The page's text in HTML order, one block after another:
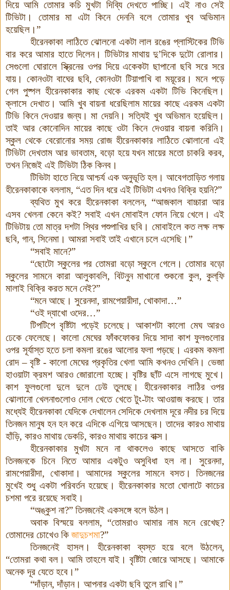
দিয়ে আমি তোমার কচি মুখটা দিব্যি দেখতে পাচ্ছি।
এই নাও সেই
টিভিটা ।
তোমার মা এটা কিনে দেননি বলে তোমার খুব অভিমান
হয়েছিল।”
হীরেনকাকা লাঠিতে ঝোলনো একটা লাল রঙের প্লাস্টিকের টিভি
বার করে আমার হাতে দিলেন। টিভিটার মাথায় দু’দিকে দুটো রোলার ।
সেগুলো ঘোরালে স্ক্রিনের ওপর দিয়ে একেকটা ছাপানো ছবি সরে সরে
যায়। কোনওটা বাঘের ছবি,কোনওটা টিয়াপাখি বা ময়ূরের। মনে পড়ে
গেল পুষ্পল হীরেনকাকার কাছ থেকে এরকম একটা টিভি কিনেছিল ।
ক্লাসে দেখাত। আমি খুব বায়না ধরেছিলাম মায়ের কাছে এরকম একটা
টিভি কিনে দেওয়ার জন্য। মা দেয়নি। সত্যিই খুব অভিমান হয়েছিল ।
তাই আর কোনোদিন মায়ের কাছে ওটা কিনে দেওয়ার বায়না করিনি।
স্কুল থেকে বেরোনোর সময় রোজ হীরেনকাকার লাঠিতে ঝোলানো এই
টিভিটা দেখতাম আর ভাবতাম, বড়ো হয়ে যখন মায়ের মতো চাকরি করব,
তখন নিজেই এই টিভিটা ঠিক কিনব ।
টিভিটা হাতে নিয়ে আশ্চর্য এক অনুভূতি হল। আবেগতাড়িত গলায়
হীরেনকাকাকে বললাম, “এত দিন ধরে এই টিভিটা এখনও বিক্রি হয়নি?”
ব্যথিত মুখ করে হীরেনকাকা বললেন, “আজকাল বাচ্চারা আর
এসব খেলনা কেনে কই? সবাই এখন মোবাইল ফোন নিয়ে খেলে । এই
টিভিটায় তো মাত্র দশটা স্থির পশুপাখির ছবি । মোবাইলে কত লক্ষ লক্ষ
ছবি, গান, সিনেমা । আমরা সবাই তাই এখানে চলে এসেছি।”
“সবাই মানে?”
“ছোটো স্কুলের পর তোমরা বড়ো স্কুলে গেলে। তোমার বড়ো
স্কুলের সামনে কারা আলুকাবলি, বিটনুন মাখানো শুকনো কুল, কুল্ফি
মালাই বিক্রি করত মনে নেই?”
“মনে আছে । সুরেনদা, রামপেয়ারীদা, খোকাদা…”
“ওই দ্যাখো ওদের…”
টিপটিপে বৃষ্টিটা পড়েই চলেছে।
আকাশটা কালো মেঘ আরও
ঢেকে ফেলেছে । কালো মেঘের ফাঁকফোকর দিয়ে সাদা কাশ ফুলগুলোর
ওপর সূর্যাস্ত হতে চলা কমলা রঙের আলোর ফলা পড়ছে। এরকম কমলা
রোদ–বৃষ্টি -কালো মেঘের প্রকৃতির খেলা আমি কখনও দেখিনি। ভেজা
হাওয়াটা ক্রমশ আরও জোরালো হচ্ছে। বৃষ্টির ছাঁট এসে লাগছে মুখে ।
কাশ ফুলগুলো দুলে দুলে ঢেউ তুলছে।
হীরেনকাকার লাঠির ওপর
ঝোলানো খেলনাগুলোও দোল খেতে খেতে টুং-টাং আওয়াজ করছে। তার
মধ্যেই হীরেনকাকা যেদিকে দেখালেন সেদিকে দেখলাম দূরে নদীর চর দিয়ে
তিনজন মানুষ হন হন করে এদিকে এগিয়ে আসছেন। তাদের কারও মাথায়
হাঁড়ি, কারও মাথায় ডেকচি, কারও মাথায় কাচের বাক্স ।
হীরেনকাকার মুখটা মনে না থাকলেও কাছে আসতে বাকি
তিনজনকে চিনে নিতে আমার একটুও অসুবিধা হল না। সুরেনদা,
রামপেয়ারীদা, খোকাদা। আমাদের স্কুলের সামনে বসত।
তিনজনের
মুখেই শুধু একটা পরিবর্তন হয়েছে । হীরেনকাকার মতো ঘোলাটে কাচের
চশমা পরে রয়েছে সবাই ।
“অঙ্কুশ না?” তিনজনেই একসঙ্গে বলে উঠল ।
অবাক বিস্ময়ে বললাম, “তোমরাও আমার নাম মনে রেখেছ?
তোমাদের চোখেও কি জাদুচশমা?”
তিনজনেই হাসল। হীরেনকাকা ব্যস্ত হয়ে বলে উঠলেন,
“তোমরা কথা বল । আমি তাহলে যাই । বৃষ্টিটা জোরে আসছে । আমাকে
অনেক দূর যেতে হবে।”
“দাঁড়ান,দাঁড়ান। আপনার একটা ছবি তুলে রাখি।”